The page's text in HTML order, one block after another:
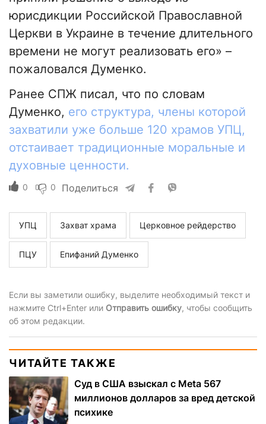
юрисдикции Российской Православной
Церкви в Украине в течение длительного
времени не могут реализовать его» –
пожаловался Думенко.
Ранее СПЖ писал, что по словам
Думенко, его структура, члены которой
захватили уже больше 120 храмов УПЦ,
отстаивает традиционные моральные и
духовные ценности.
0 0 Поделиться
УПЦ Захват храма Церковное рейдерство
ПЦУ Епифаний Думенко
Если вы заметили ошибку, выделите необходимый текст и
нажмите Ctrl+Enter или Отправить ошибку, чтобы сообщить
об этом редакции.
ЧИТАЙТЕ ТАКЖЕ
Суд в США взыскал с Meta 567
миллионов долларов за вред детской
психике